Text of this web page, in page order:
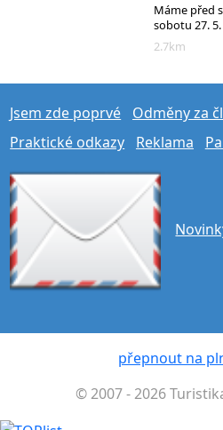
Máme před
sobotu 27.
2.7km
Jsem zde poprvé
Odměny za
Praktické odkazy
Reklama
přepnout na
© 2007 - 2026